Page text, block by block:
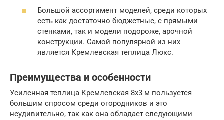
Большой ассортимент моделей, среди которых
есть как достаточно бюджетные, с прямыми
стенками, так и модели подороже, арочной
конструкции. Самой популярной из них
является Кремлевская теплица Люкс.
Преимущества и особенности
Усиленная теплица Кремлевская 8х3 м пользуется
большим спросом среди огородников и это
неудивительно, так как она обладает следующими